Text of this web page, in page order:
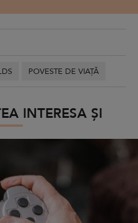
POVESTE DE VIAȚĂ
INTERESA ȘI